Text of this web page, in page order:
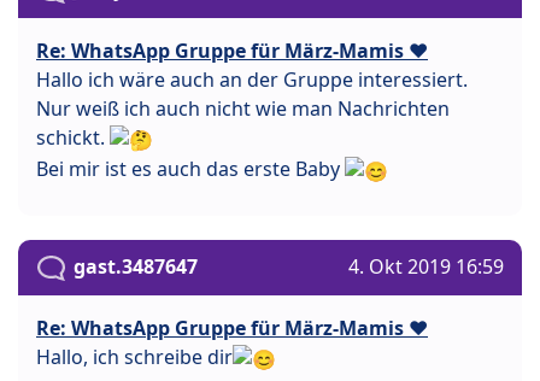
Re: WhatsApp Gruppe für März-Mamis ❤️
Hallo ich wäre auch an der Gruppe interessiert.
Nur weiß ich auch nicht wie man Nachrichten
schickt.
Bei mir ist es auch das erste Baby
gast.3487647 4. Okt 2019 16:59
Re: WhatsApp Gruppe für März-Mamis ❤️
Hallo, ich schreibe dir